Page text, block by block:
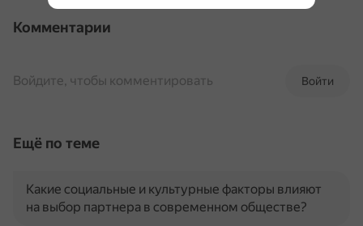
Комментарии
Войти
Войдите, чтобы комментировать
Ещё по теме
Какие социальные и культурные факторы влияют
на выбор партнера в современном обществе?